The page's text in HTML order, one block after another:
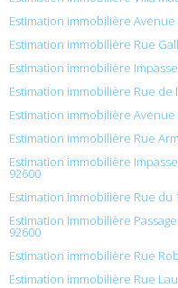
Estimation immobilière
Estimation immobilière Rue
Estimation immobilière
Estimation immobilière Rue
Estimation immobilière
Estimation immobilière Rue
Estimation immobilière
92600
Estimation immobilière Rue du
Estimation immobilière
92600
Estimation immobilière Rue
Estimation immobilière Rue